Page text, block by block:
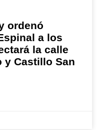
ordenó
a los
la calle
y Castillo San